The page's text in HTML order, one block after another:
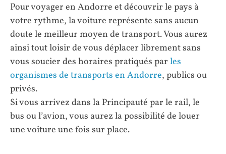
Pour voyager en Andorre et découvrir le pays à
votre rythme, la voiture représente sans aucun
doute le meilleur moyen de transport. Vous aurez
ainsi tout loisir de vous déplacer librement sans
vous soucier des horaires pratiqués par les
organismes de transports en Andorre, publics ou
privés.
Si vous arrivez dans la Principauté par le rail, le
bus ou l’avion, vous aurez la possibilité de louer
une voiture une fois sur place.